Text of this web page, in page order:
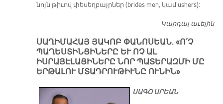
նոյն թիւով փեսեղբայրներ (brides men, կամ ushers):
Կարդալ աւելին
ՍԱՂԻՄԱՀԱՅ ՅԱԿՈԲ ՓԱՆՈՍԵԱՆ. «Ո՛Չ
ՊԱՂԵՍՏԻՆՑԻՆԵՐԸ ԵՒ ՈՉ ԱԼ
ԻՍՐԱՅԷԼԱՑԻՆԵՐԸ ՆՈՐ ՊԱՏԵՐԱԶՄԻ ՄԸ
ԵՐԹԱԼՈՒ ՄՏԱԴՐՈՒԹԻՒՆԸ ՈՒՆԻՆ»
ՍԱԳՕ ԱՐԵԱՆ